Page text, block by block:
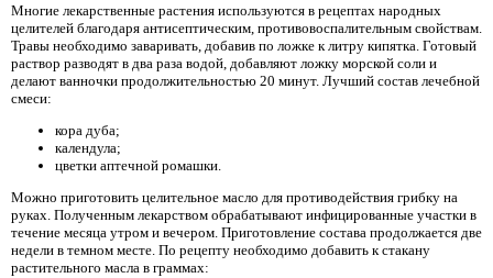
Многие лекарственные растения используются в рецептах народных
целителей благодаря антисептическим, противовоспалительным свойствам.
Травы необходимо заваривать, добавив по ложке к литру кипятка. Готовый
раствор разводят в два раза водой, добавляют ложку морской соли и
делают ванночки продолжительностью 20 минут. Лучший состав лечебной
смеси:
кора дуба;
календула;
цветки аптечной ромашки.
Можно приготовить целительное масло для противодействия грибку на
руках. Полученным лекарством обрабатывают инфицированные участки в
течение месяца утром и вечером. Приготовление состава продолжается две
недели в темном месте. По рецепту необходимо добавить к стакану
растительного масла в граммах: